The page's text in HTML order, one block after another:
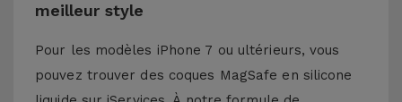
meilleur style
Pour les modèles iPhone 7 ou ultérieurs, vous
pouvez trouver des coques MagSafe en silicone